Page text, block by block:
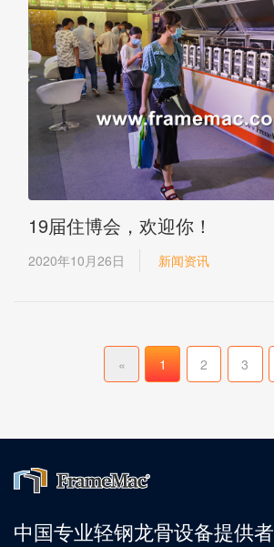
19届住博会，欢迎你！
2020年10月26日 新闻资讯
« 1 2 3
中国专业轻钢龙骨设备提供者